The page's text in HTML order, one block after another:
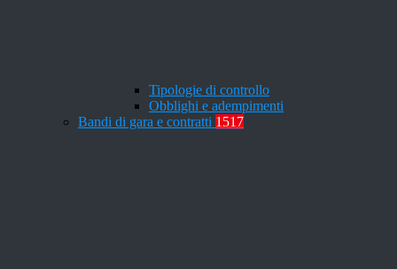
Tipologie di controllo
Obblighi e adempimenti
Bandi di gara e contratti 1517